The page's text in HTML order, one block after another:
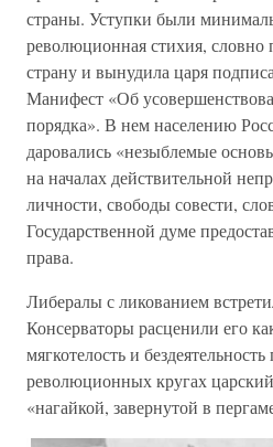
страны. Уступки были
революционная стихия, словно
страну и вынудила царя
Манифест «Об
порядка». В нем населению
даровались «незыблемые
на началах действительной
личности, свободы совести,
Государственной думе
права.
Либералы с ликованием
Консерваторы расценили его
мягкотелость и
революционных кругах
«нагайкой, завернутой в